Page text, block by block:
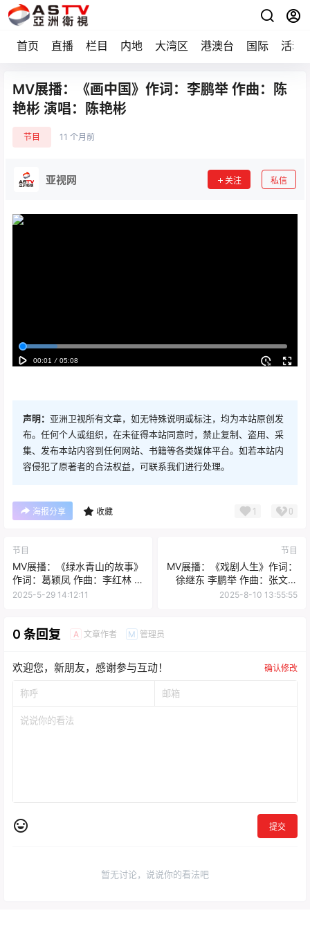
首页 直播 栏目 内地 大湾区 港澳台 国际 活动
MV展播：《画中国》作词：李鹏举 作曲：陈
艳彬 演唱：陈艳彬
节目 11 个月前
亚视网 关注 私信
声明： 亚洲卫视所有文章，如无特殊说明或标注，均为本站原创发
布。任何个人或组织，在未征得本站同意时，禁止复制、盗用、采
集、发布本站内容到任何网站、书籍等各类媒体平台。如若本站内
容侵犯了原著者的合法权益，可联系我们进行处理。
海报分享 收藏 1 0
节目
MV展播：《绿水青山的故事》
作词：葛颖凤 作曲：李红林 演
唱：大 宝
2025-5-29 14:12:11
节目
MV展播：《戏剧人生》作词：
徐继东 李鹏举 作曲：张文强
李鹏举 演唱：任婉丽
2025-8-10 13:55:55
0 条回复 A 文章作者 M 管理员
欢迎您，新朋友，感谢参与互动！ 确认修改
提交
暂无讨论，说说你的看法吧